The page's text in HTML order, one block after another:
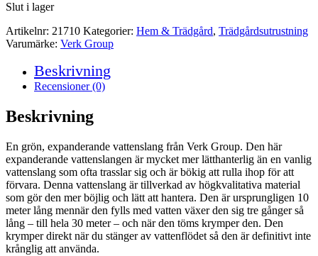
Slut i lager
Artikelnr: 21710 Kategorier: Hem & Trädgård, Trädgårdsutrustning
Varumärke: Verk Group
Beskrivning
Recensioner (0)
Beskrivning
En grön, expanderande vattenslang från Verk Group. Den här
expanderande vattenslangen är mycket mer lätthanterlig än en vanlig
vattenslang som ofta trasslar sig och är bökig att rulla ihop för att
förvara. Denna vattenslang är tillverkad av högkvalitativa material
som gör den mer böjlig och lätt att hantera. Den är ursprungligen 10
meter lång mennär den fylls med vatten växer den sig tre gånger så
lång – till hela 30 meter – och när den töms krymper den. Den
krymper direkt när du stänger av vattenflödet så den är definitivt inte
krånglig att använda.